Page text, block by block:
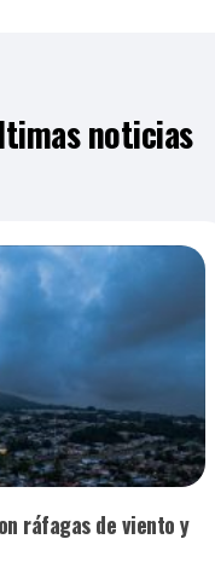
noticias
ráfagas de viento y